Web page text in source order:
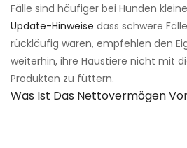
Fälle sind häufiger bei Hunden
Update-Hinweise dass schwere
rückläufig waren, empfehlen den
weiterhin, ihre Haustiere nicht mit
Produkten zu füttern.
Was Ist Das Nettovermögen